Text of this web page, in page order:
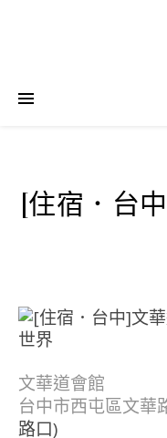
[住宿．台
文華道會館
台中市西屯區文華
路口)